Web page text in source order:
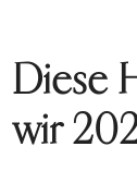
Diese
wir